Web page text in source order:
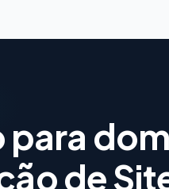
para
de